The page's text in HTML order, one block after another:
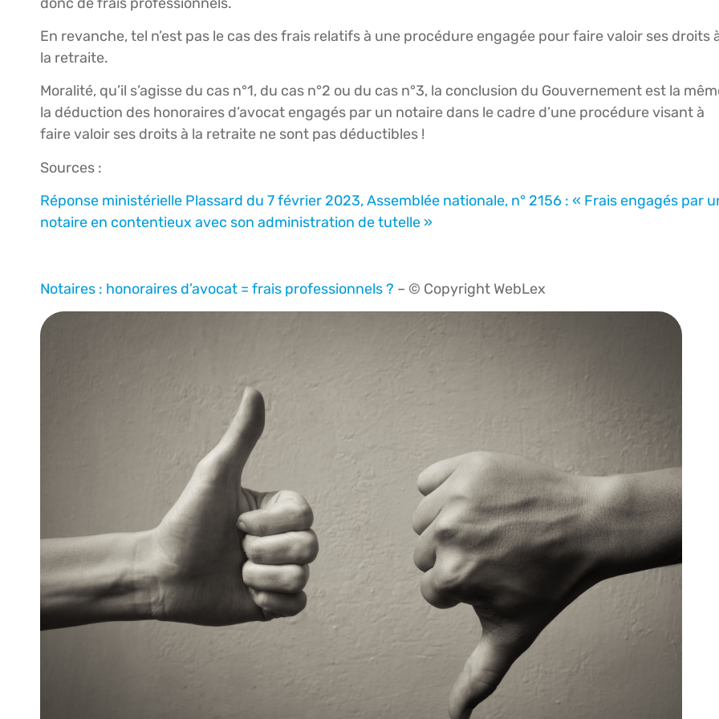
En revanche, tel n’est pas le cas des frais relatifs à une procédure engagée pour faire valoir ses droits
la retraite.
Moralité, qu’il s’agisse du cas n°1, du cas n°2 ou du cas n°3, la conclusion du Gouvernement est la
la déduction des honoraires d’avocat engagés par un notaire dans le cadre d’une procédure visant à
faire valoir ses droits à la retraite ne sont pas déductibles !
Sources :
Réponse ministérielle Plassard du 7 février 2023, Assemblée nationale, n° 2156 : « Frais engagés par
notaire en contentieux avec son administration de tutelle »
Notaires : honoraires d’avocat = frais professionnels ? – © Copyright WebLex